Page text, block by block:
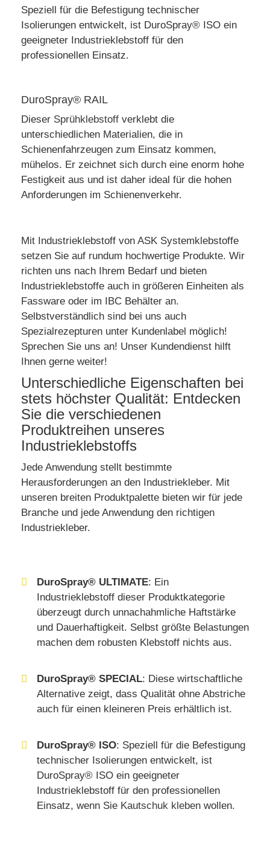
Speziell für die Befestigung technischer
Isolierungen entwickelt, ist DuroSpray® ISO ein
geeigneter Industrieklebstoff für den
professionellen Einsatz.
DuroSpray® RAIL
Dieser Sprühklebstoff verklebt die
unterschiedlichen Materialien, die in
Schienenfahrzeugen zum Einsatz kommen,
mühelos. Er zeichnet sich durch eine enorm hohe
Festigkeit aus und ist daher ideal für die hohen
Anforderungen im Schienenverkehr.
Mit Industrieklebstoff von ASK Systemklebstoffe
setzen Sie auf rundum hochwertige Produkte. Wir
richten uns nach Ihrem Bedarf und bieten
Industrieklebstoffe auch in größeren Einheiten als
Fassware oder im IBC Behälter an.
Selbstverständlich sind bei uns auch
Spezialrezepturen unter Kundenlabel möglich!
Sprechen Sie uns an! Unser Kundendienst hilft
Ihnen gerne weiter!
Unterschiedliche Eigenschaften bei
stets höchster Qualität: Entdecken
Sie die verschiedenen
Produktreihen unseres
Industrieklebstoffs
Jede Anwendung stellt bestimmte
Herausforderungen an den Industriekleber. Mit
unseren breiten Produktpalette bieten wir für jede
Branche und jede Anwendung den richtigen
Industriekleber.
DuroSpray® ULTIMATE: Ein
Industrieklebstoff dieser Produktkategorie
überzeugt durch unnachahmliche Haftstärke
und Dauerhaftigkeit. Selbst größte Belastungen
machen dem robusten Klebstoff nichts aus.
DuroSpray® SPECIAL: Diese wirtschaftliche
Alternative zeigt, dass Qualität ohne Abstriche
auch für einen kleineren Preis erhältlich ist.
DuroSpray® ISO: Speziell für die Befestigung
technischer Isolierungen entwickelt, ist
DuroSpray® ISO ein geeigneter
Industrieklebstoff für den professionellen
Einsatz, wenn Sie Kautschuk klebenwollen.